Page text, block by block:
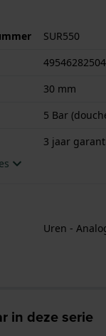
3 jaar garantie.
SUR550
30 mm
5 Bar
3 jaar
Uren -
in deze serie